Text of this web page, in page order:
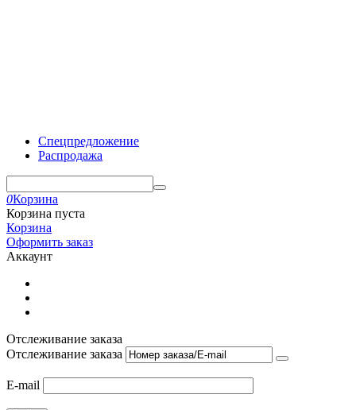
Спецпредложение
Распродажа
0Корзина
Корзина пуста
Корзина
Оформить заказ
Аккаунт
Отслеживание заказа
Отслеживание заказа
E-mail